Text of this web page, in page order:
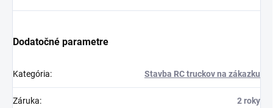
Dodatočné parametre
Kategória: Stavba RC truckov na zákazku
Záruka: 2 roky